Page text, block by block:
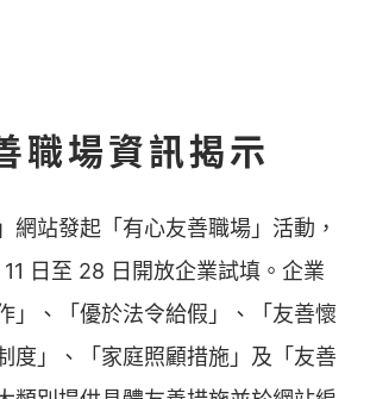
職場資訊揭示
網站發起「有心友善職場」活動，
11 日至 28 日開放企業試填。企業
」、「優於法令給假」、「友善懷
度」、「家庭照顧措施」及「友善